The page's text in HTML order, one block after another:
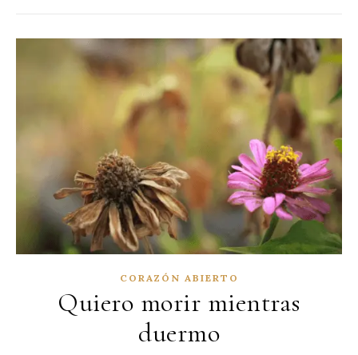
CORAZÓN ABIERTO
Quiero morir mientras
duermo